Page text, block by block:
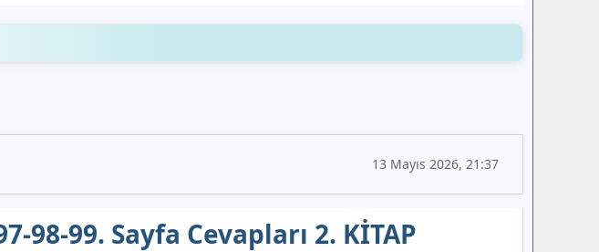
13 Mayıs 2026, 21:37
98-99. Sayfa Cevapları 2. KİTAP